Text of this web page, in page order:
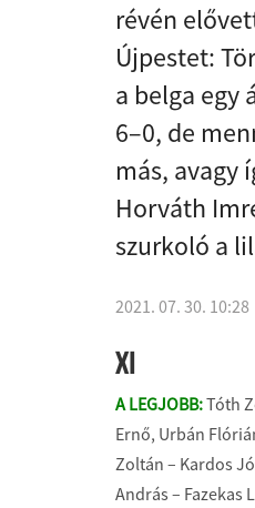
révén
Újpestet:
a belga egy
6–0, de
más, avagy
Horváth
szurkoló a
2021. 07. 30. 10:28
XI
A LEGJOBB:Tóth
Ernő, Urbán
Zoltán – Kardos
András – Fazekas